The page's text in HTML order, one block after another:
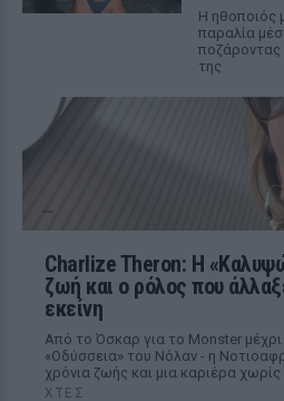
Η ηθοποιός
παραλία
ποζάροντας
της
Charlize Theron: Η
ζωή και ο ρόλος που
εκείνη
Από το Όσκαρ για το Monster
«Οδύσσεια» του Νόλαν - η
χρόνια ζωής και μια καριέρα
ΧΤΕΣ